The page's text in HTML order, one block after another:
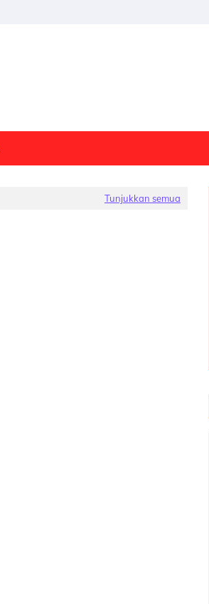
Tunjukkan semua